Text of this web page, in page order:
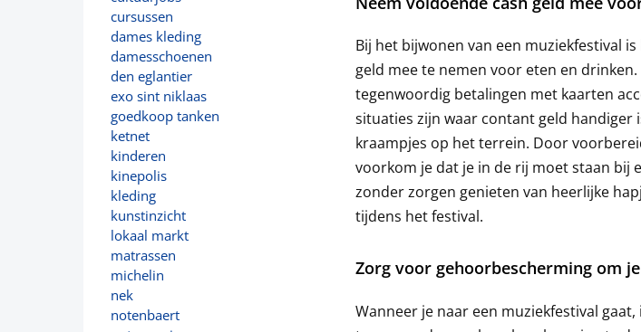
cursussen
dames kleding
damesschoenen
den eglantier
exo sint niklaas
goedkoop tanken
ketnet
kinderen
kinepolis
kleding
kunstinzicht
lokaal markt
matrassen
michelin
nek
notenbaert
Bij het bijwonen van een muziekfestival
geld mee te nemen voor eten en
tegenwoordig betalingen met kaarten
situaties zijn waar contant geld handiger
kraampjes op het terrein. Door
voorkom je dat je in de rij moet staan bij
zonder zorgen genieten van heerlijke
tijdens het festival.
Zorg voor gehoorbescherming om
Wanneer je naar een muziekfestival